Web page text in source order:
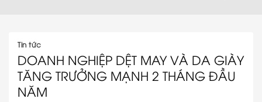
Tin tức
DOANH NGHIỆP DỆT MAY VÀ DA GIÀY
TĂNG TRƯỞNG MẠNH 2 THÁNG ĐẦU
NĂM